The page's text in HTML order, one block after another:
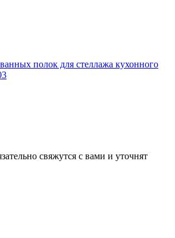
полок для стеллажа кухонного
свяжутся с вами и уточнят